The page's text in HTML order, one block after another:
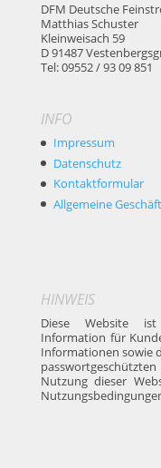
DFM Deutsche
Matthias Schuster
Kleinweisach 59
D 91487
Tel: 09552 / 93 09 851
INFO
Impressum
Datenschutz
Kontaktformular
Allgemeine
HINWEIS
Diese Website ist
Information für
Informationen sowie
Nutzung dieser